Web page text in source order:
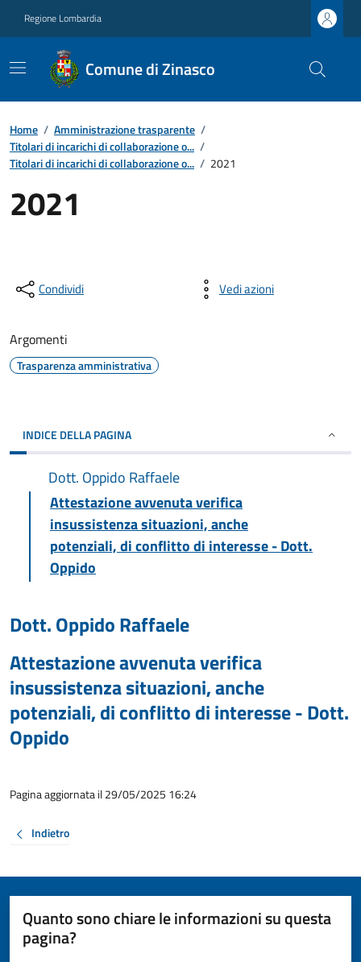
Regione Lombardia
Comune di Zinasco
Home / Amministrazione trasparente /
Titolari di incarichi di collaborazione o... /
Titolari di incarichi di collaborazione o... / 2021
2021
Condividi Vedi azioni
Argomenti
Trasparenza amministrativa
INDICE DELLA PAGINA
Dott. Oppido Raffaele
Attestazione avvenuta verifica
insussistenza situazioni, anche
potenziali, di conflitto di interesse - Dott.
Oppido
Dott. Oppido Raffaele
Attestazione avvenuta verifica
insussistenza situazioni, anche
potenziali, di conflitto di interesse - Dott.
Oppido
Pagina aggiornata il 29/05/2025 16:24
Indietro
Quanto sono chiare le informazioni su questa
pagina?